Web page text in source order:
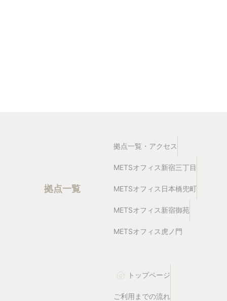
拠点一覧
拠点一覧・アクセス
METSオフィス新宿三丁目
METSオフィス日本橋兜町
METSオフィス新宿御苑
METSオフィス虎ノ門
トップページ
ご利用までの流れ